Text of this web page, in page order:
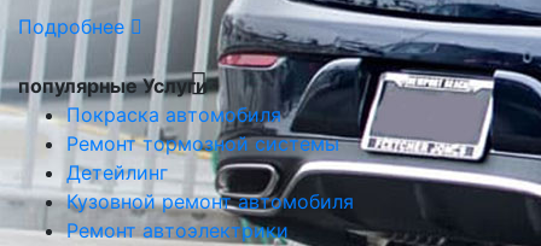
Подробнее
популярные Услуги
Покраска автомобиля
Ремонт тормозной системы
Детейлинг
Кузовной ремонт автомобиля
Ремонт автоэлектрики